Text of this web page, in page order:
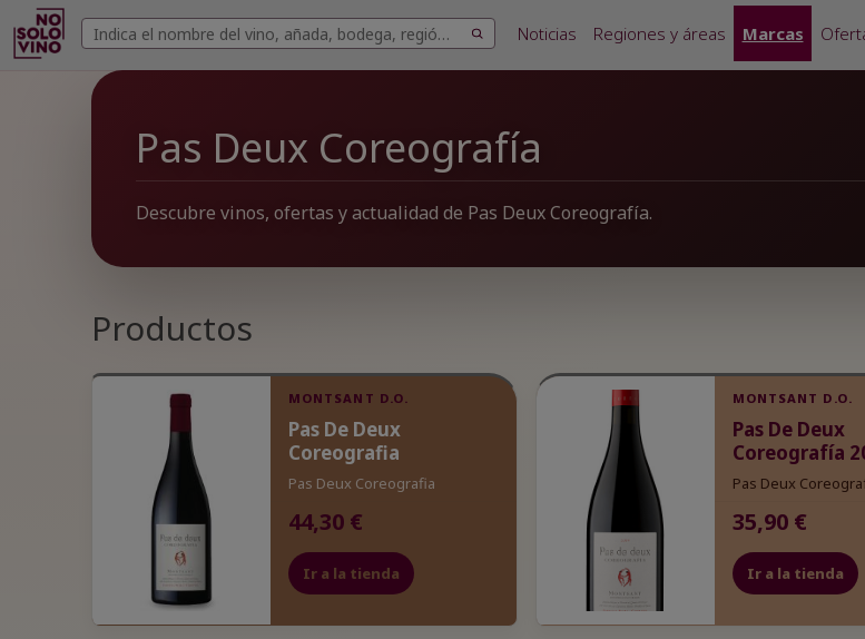
Buscar
vinos
Buscar Noticias Regiones y áreas Marcas
Pas Deux Coreografía
Descubre vinos, ofertas y actualidad de Pas Deux Coreografía.
Productos
MONTSANT D.O.
Pas De Deux
Coreografia
Pas Deux Coreografia
44,30 €
Ir a la tienda
MONTSANT D.O.
Pas De Deux
Coreografía
Pas Deux
35,90 €
Ir a la tienda